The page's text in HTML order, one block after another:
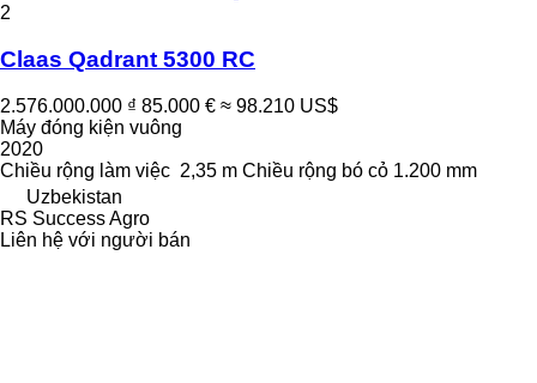
2
Claas Qadrant 5300 RC
2.576.000.000 ₫ 85.000 € ≈ 98.210 US$
Máy đóng kiện vuông
2020
Chiều rộng làm việc 2,35 m Chiều rộng bó cỏ 1.200 mm
Uzbekistan
RS Success Agro
Liên hệ với người bán